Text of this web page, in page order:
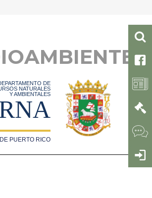
DE
NATURALES
Y AMBIENTALES
PUERTO RICO